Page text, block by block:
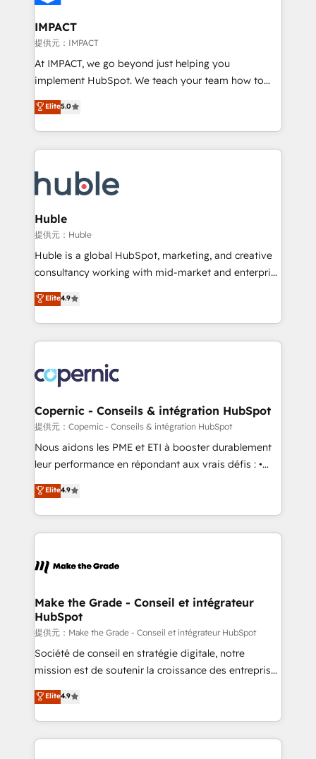
Click "Contact Business" ⬅️ to access 150+ Kickstart
Integration templates that put HubSpot in the center
of your tech stack, syncing... 🛍️ Shopify or
WooCommerce 💲 Stripe or Paypal 💰 Sage or
Netsuite 🤖 Google or Microsoft ✍️ DocuSign or
the rare Advanced "Custom Integrations"
Accreditation, securely sync data across... 🔄 any
new HubSpot portal with Advanced Website and
CRM Migrations using our in-house "HubScrub" Tool.
IMPACT
提供元：IMPACT
At IMPACT, we go beyond just helping you
implement HubSpot. We teach your team how to
master it. As the creators of the Endless Customers
System™ (the next evolution of They Ask, You
Answer), we’re the only HubSpot partner built
entirely around coaching and training. That means
skills, processes, and internal team you need to
attract the right buyers, close deals faster, and grow
without outside dependencies. You’ll learn how to: •
Set up, audit, and organize your HubSpot portal •
Get your sales team fully using HubSpot • Track
pipeline and revenue across the entire buyer journey
growth • Create content and videos that attract
buyers • Use AI to scale smarter Our coaching-led
lasts. So if you're ready to become the most trusted
voice in your market, let’s talk.
Elite5.0
Huble
提供元：Huble
Huble is a global HubSpot, marketing, and creative
consultancy working with mid-market and enterprise
businesses. We go beyond implementation, shaping
the strategy, processes, and teams that turn
HubSpot into a genuine growth engine. Named
HubSpot's Global Partner of the Year in 2024,
worldwide, and with over 15 years in the ecosystem,
Huble has built a track record that speaks for itself.
One company, one operating model, delivering
across offices and consulting teams in the UK, USA,
Canada, Germany, France, Belgium, Singapore, and
South Africa. Certified compliant with ISO/IEC
international offices and 175+ employees.
Elite4.9
Copernic - Conseils & intégration HubSpot
提供元：Copernic - Conseils & intégration HubSpot
Nous aidons les PME et ETI à booster durablement
leur performance en répondant aux vrais défis : •
Intégration de HubSpot avec d’autres outils (ERP,
téléphonie, etc.) • Alignement des équipes grâce à un
outil et des données partagées • Amélioration de la
collecte et de l’analyse des données pour des
de la productivité des équipes Notre équipe de 30
avec un engagement total, alignant processus
métiers et technologie, et guidant vos équipes à
travers le changement, tout en centrant vos objectifs
d’entreprise. Grâce à une méthodologie éprouvée
auprès de plus de 400 clients, nous comprenons
HubSpot dans votre organisation. Pour toute
question technique ou besoin de structuration de
Elite4.9
Make the Grade - Conseil et intégrateur
HubSpot
提供元：Make the Grade - Conseil et intégrateur HubSpot
Société de conseil en stratégie digitale, notre
mission est de soutenir la croissance des entreprises
B2B à travers l’acquisition de nouveaux clients,
l'intégration CRM et le développement des revenus
auprès de vos comptes existants. En France et à
l'international, nous travaillons avec des ETI
Elite4.9